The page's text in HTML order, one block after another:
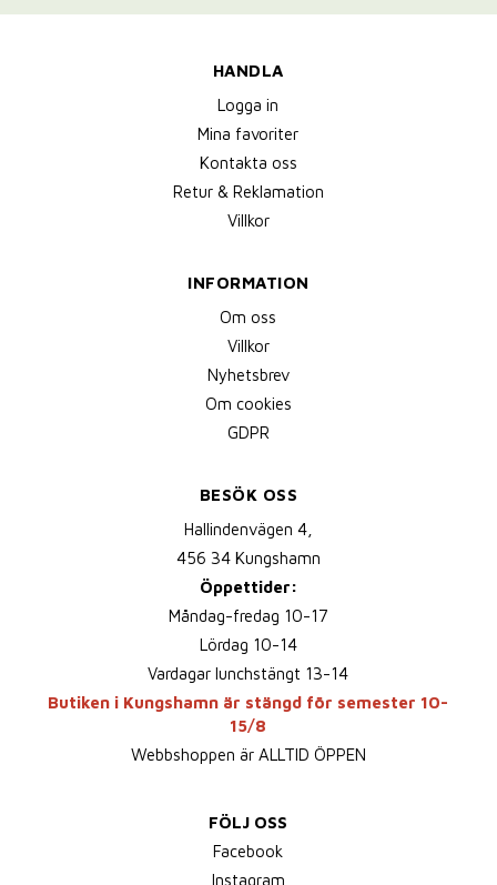
HANDLA
Logga in
Mina favoriter
Kontakta oss
Retur & Reklamation
Villkor
INFORMATION
Om oss
Villkor
Nyhetsbrev
Om cookies
GDPR
BESÖK OSS
Hallindenvägen 4,
456 34 Kungshamn
Öppettider:
Måndag-fredag 10-17
Lördag 10-14
Vardagar lunchstängt 13-14
Butiken i Kungshamn är stängd för semester 10-
15/8
Webbshoppen är ALLTID ÖPPEN
FÖLJ OSS
Facebook
Instagram